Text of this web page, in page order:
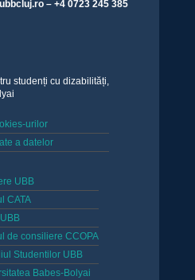
– +4 0723 245 385
studenți cu dizabilități,
urilor
a datelor
UBB
CATA
de consiliere CCOPA
Studentilor UBB
Babes-Bolyai